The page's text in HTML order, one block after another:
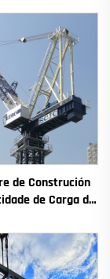
de Construción
de Carga de
Motor de
Coxinetes